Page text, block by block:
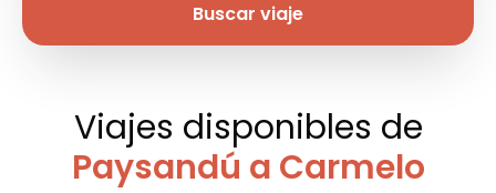
Buscar viaje
Viajes disponibles de
Paysandú a Carmelo